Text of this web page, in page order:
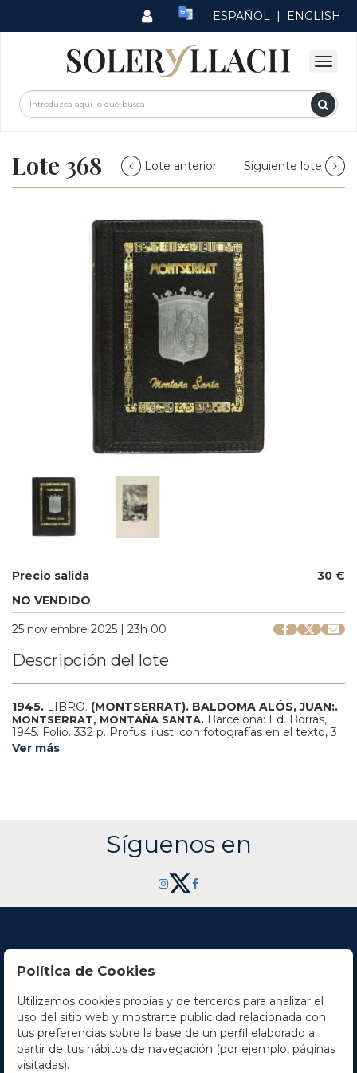
ESPAÑOL | ENGLISH
Lote 368 Lote anterior Siguiente lote
Precio salida
30 €
NO VENDIDO
25 noviembre 2025 | 23h 00
Descripción del lote
1945. LIBRO. (MONTSERRAT). BALDOMA ALÓS, JUAN:.
MONTSERRAT, MONTAÑA SANTA. Barcelona: Ed. Borras,
1945. Folio. 332 p. Profus. ilust. con fotografías en el texto, 3
lám. al aguafuerte de Ramón Capmany, 6 dibujos de Marta
Ver más
Síguenos en
Contacto
Horario
La empresa
Política de Cookies
Utilizamos cookies propias y de terceros para analizar el
uso del sitio web y mostrarte publicidad relacionada con
tus preferencias sobre la base de un perfil elaborado a
partir de tus hábitos de navegación (por ejemplo, páginas
visitadas).